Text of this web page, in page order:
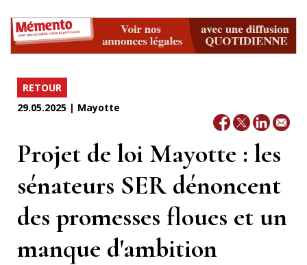
RETOUR
29.05.2025 | Mayotte
Projet de loi Mayotte : les
sénateurs SER dénoncent
des promesses floues et un
manque d'ambition